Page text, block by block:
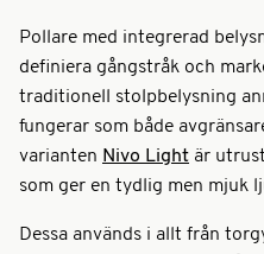
Pollare med integrerad
definiera gångstråk och
traditionell stolpbelysning
fungerar som både
varianten Nivo Light är
som ger en tydlig men mjuk
Dessa används i allt från